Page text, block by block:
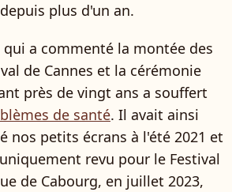
plus d'un an.
qui a commenté la montée des
de Cannes et la cérémonie
près de vingt ans a souffert
de santé. Il avait ainsi
nos petits écrans à l'été 2021 et
revu pour le Festival
de Cabourg, en juillet 2023,